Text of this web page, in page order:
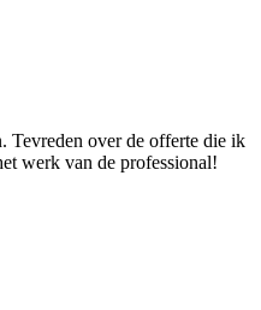
Tevreden over de offerte die ik
werk van de professional!